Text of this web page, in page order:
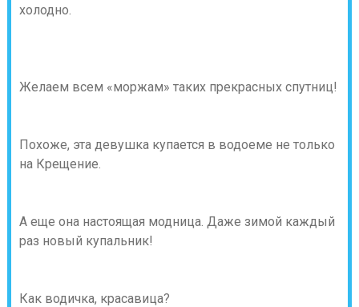
холодно.
Желаем всем «моржам» таких прекрасных спутниц!
Похоже, эта девушка купается в водоеме не только
на Крещение.
А еще она настоящая модница. Даже зимой каждый
раз новый купальник!
Как водичка, красавица?